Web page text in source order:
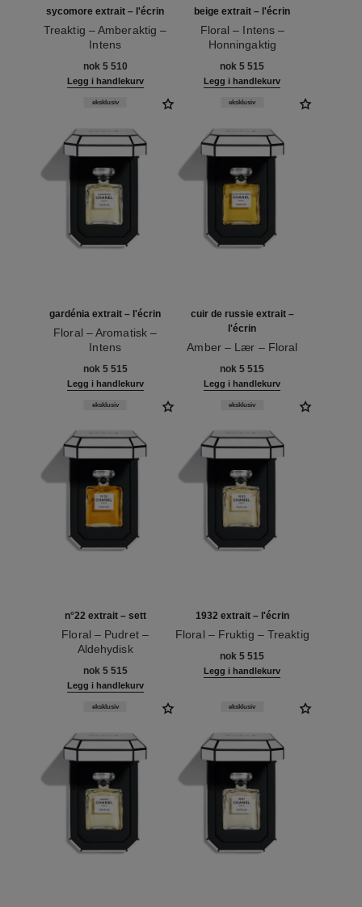
sycomore extrait – l'écrin
Treaktig – Amberaktig –
Intens
nok 5 510
Legg i handlekurv
beige extrait – l'écrin
Floral – Intens –
Honningaktig
nok 5 515
Legg i handlekurv
gardénia extrait – l'écrin
Floral – Aromatisk –
Intens
eksklusiv
nok 5 515
Legg i handlekurv
cuir de russie extrait –
l'écrin
Amber – Lær – Floral
eksklusiv
nok 5 515
Legg i handlekurv
n°22 extrait – sett
Floral – Pudret –
Aldehydisk
Ref. 120078
eksklusiv
nok 5 515
Legg i handlekurv
1932 extrait – l'écrin
Floral – Fruktig – Treaktig
Ref. 120062
eksklusiv
nok 5 515
Legg i handlekurv
eksklusiv eksklusiv